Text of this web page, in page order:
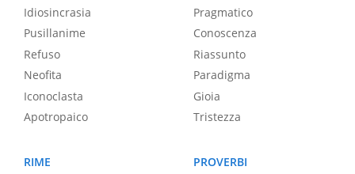
Idiosincrasia
Pusillanime
Refuso
Neofita
Iconoclasta
Apotropaico
Pragmatico
Conoscenza
Riassunto
Paradigma
Gioia
Tristezza
RIME
PROVERBI